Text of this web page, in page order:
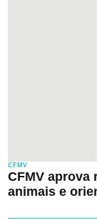
CFMV
CFMV aprova
animais e